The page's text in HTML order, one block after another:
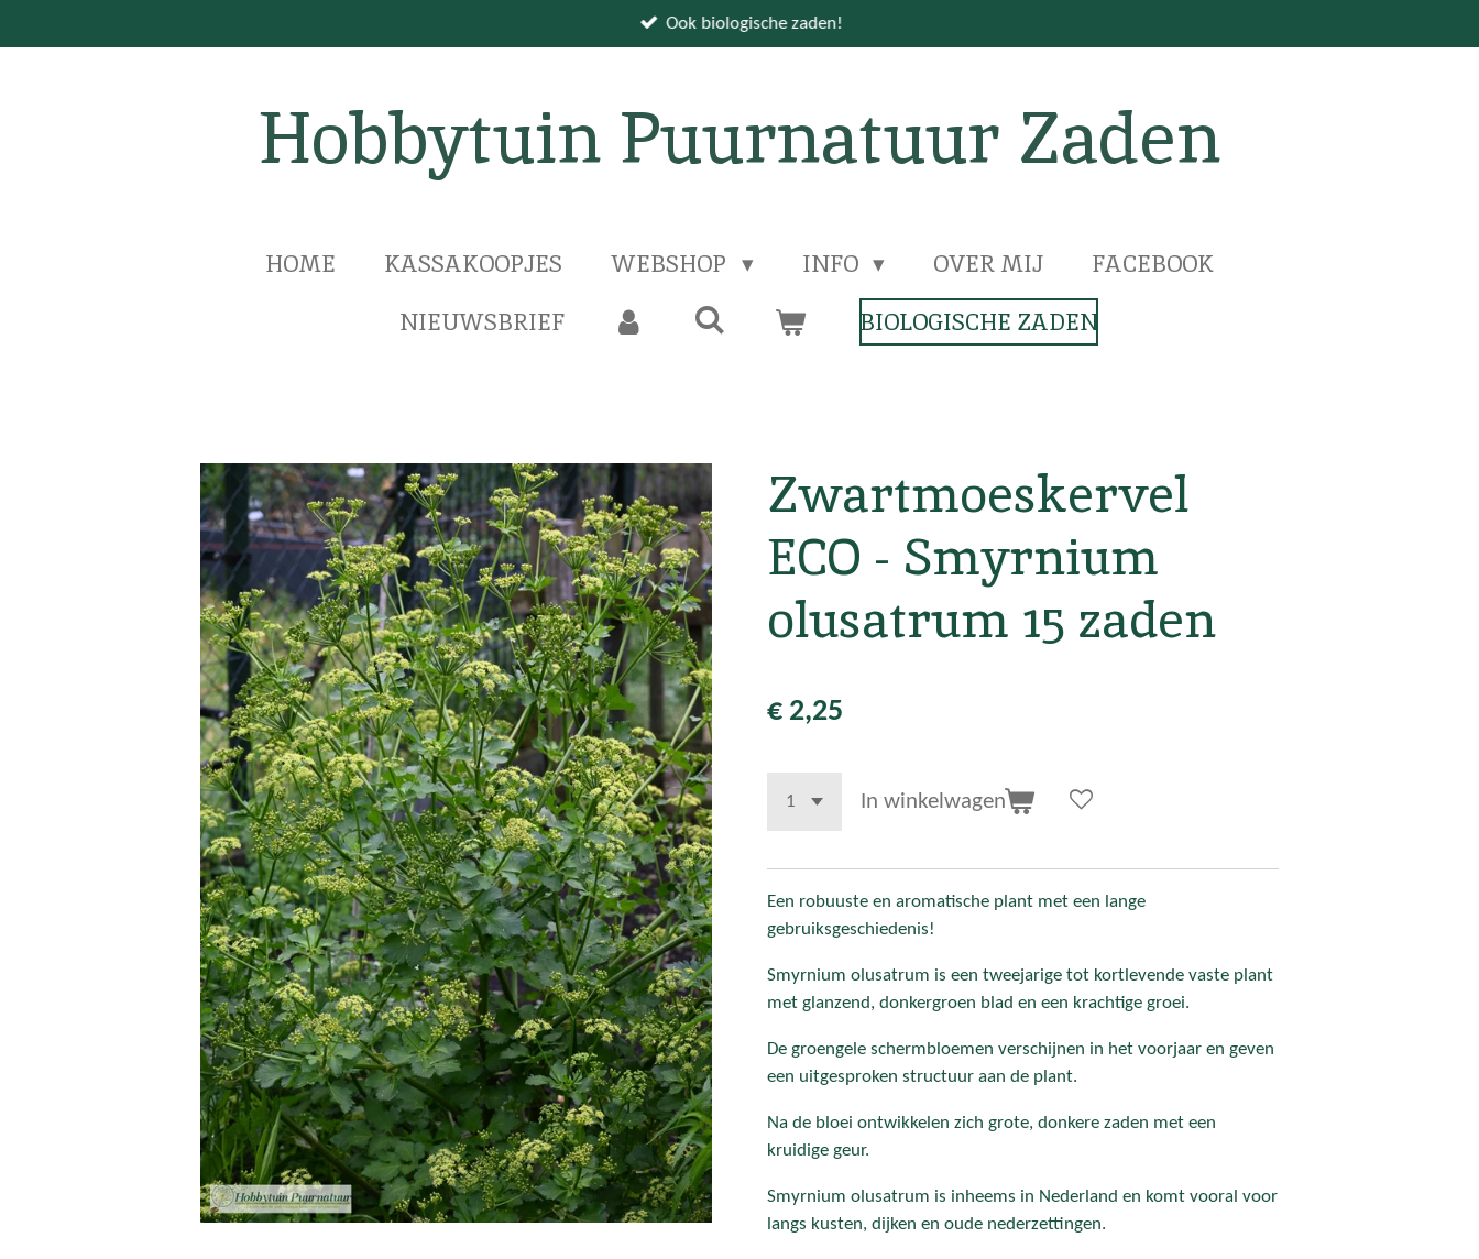
direct
Ook biologische zaden!
Hobbytuin Puurnatuur Zaden
HOME KASSAKOOPJES WEBSHOP INFO OVER MIJ
FACEBOOK
NIEUWSBRIEF
BIOLOGISCHE ZADEN
Zwartmoeskervel
ECO - Smyrnium
olusatrum 15 zaden
€ 2,25
In winkelwagen
Een robuuste en aromatische plant met een lange
gebruiksgeschiedenis!
Smyrnium olusatrum is een tweejarige tot kortlevende vaste plant
met glanzend, donkergroen blad en een krachtige groei.
De groengele schermbloemen verschijnen in het voorjaar en geven
een uitgesproken structuur aan de plant.
Na de bloei ontwikkelen zich grote, donkere zaden met een
kruidige geur.
Smyrnium olusatrum is inheems in Nederland en komt vooral voor
langs kusten, dijken en oude nederzettingen.